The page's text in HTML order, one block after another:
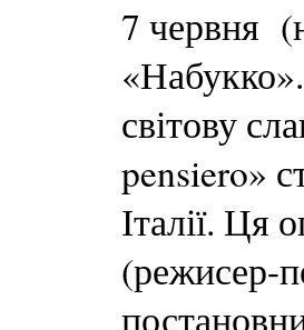
7 червня
світову
pensiero»
Італії. Ця
(режисер-